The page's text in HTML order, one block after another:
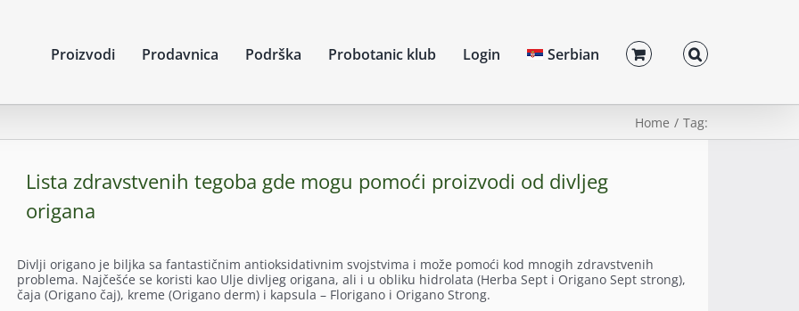
Proizvodi Prodavnica Podrška Probotanic klub Login Serbian
Home Tag:
Lista zdravstvenih tegoba gde mogu pomoći proizvodi od divljeg
origana
Divlji origano je biljka sa fantastičnim antioksidativnim svojstvima i može pomoći kod mnogih zdravstvenih
problema. Najčešće se koristi kao Ulje divljeg origana, ali i u obliku hidrolata (Herba Sept i Origano Sept strong),
čaja (Origano čaj), kreme (Origano derm) i kapsula – Florigano i Origano Strong.